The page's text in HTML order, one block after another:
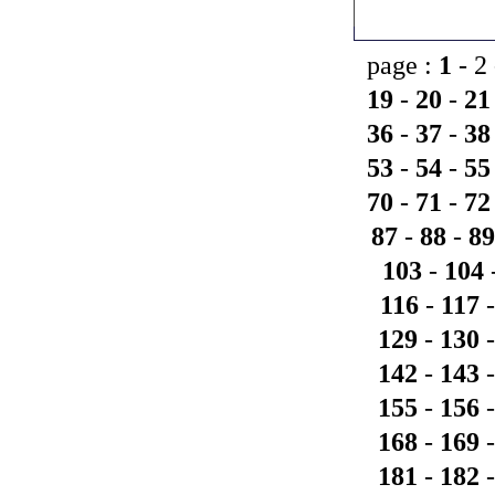
page : 1 -
19 - 20 - 21
36 - 37 - 38
53 - 54 - 55
70 - 71 - 72
87 - 88 - 89
103- 104
116 - 117
129 - 130
142 - 143
155 - 156
168 - 169
181 - 182